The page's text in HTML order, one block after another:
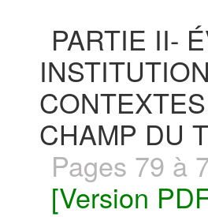
PARTIE II-
CHAMP DU
Pages 79 à
[Version